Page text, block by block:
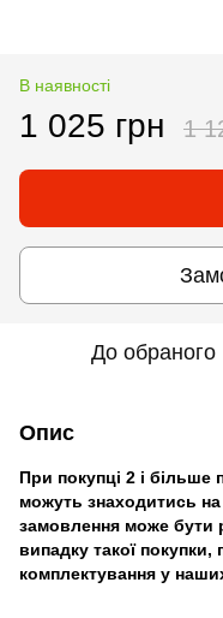
В наявності
1 025 грн 1
До обраного
Опис
При покупці 2 і більше
можуть знаходитись
замовлення може бути
випадку такої
комплектування у